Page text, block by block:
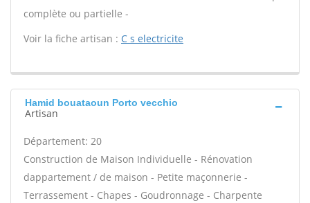
complète ou partielle -
Voir la fiche artisan : C s electricite
Hamid bouataoun Porto vecchio
Artisan
Département: 20
Construction de Maison Individuelle - Rénovation
dappartement / de maison - Petite maçonnerie -
Terrassement - Chapes - Goudronnage - Charpente